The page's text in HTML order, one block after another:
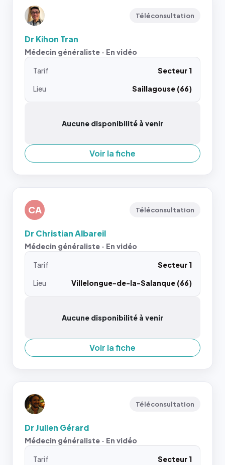
Téléconsultation
Dr Kihon Tran
Médecin généraliste · En vidéo
Tarif
Secteur 1
Lieu
Saillagouse (66)
Aucune disponibilité à venir
Voir la fiche
CA Téléconsultation
Dr Christian Albareil
Médecin généraliste · En vidéo
Tarif
Secteur 1
Lieu
Villelongue-de-la-Salanque (66)
Aucune disponibilité à venir
Voir la fiche
Téléconsultation
Dr Julien Gérard
Médecin généraliste · En vidéo
Tarif
Secteur 1